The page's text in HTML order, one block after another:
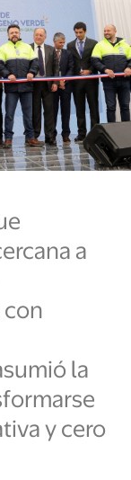
a
la
y cero